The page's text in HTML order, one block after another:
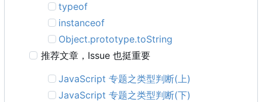
typeof
instanceof
Object.prototype.toString
推荐文章 ， Issue 也挺重要
JavaScript 专题之类型判断(上)
JavaScript 专题之类型判断(下)